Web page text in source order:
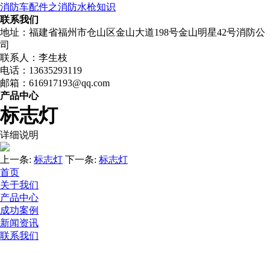
消防车配件之消防水枪知识
联系我们
地址：福建省福州市仓山区金山大道198号金山明星42号消防公
司
联系人：李生枝
电话：13635293119
邮箱：616917193@qq.com
产品中心
标志灯
详细说明
上一条: 标志灯 下一条: 标志灯
首页
关于我们
产品中心
成功案例
新闻资讯
联系我们